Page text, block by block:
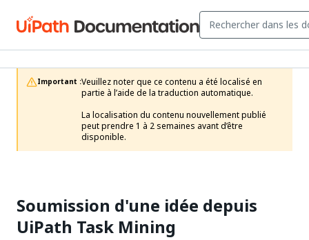
Important :Veuillez noter que ce contenu a été localisé en
partie à l’aide de la traduction automatique.
La localisation du contenu nouvellement publié
peut prendre 1 à 2 semaines avant d’être
disponible.
Soumission d'une idée depuis
UiPath Task Mining